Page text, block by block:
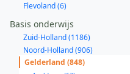
Flevoland (6)
Basis onderwijs
Zuid-Holland (1186)
Noord-Holland (906)
Gelderland (848)